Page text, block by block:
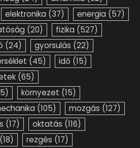
elektronika (37) energia (57)
(20) fizika (527)
(24) gyorsulás (22)
(45) idő (15)
(65)
környezet (15)
(105) mozgás (127)
(17) oktatás (116)
(18) rezgés (17)